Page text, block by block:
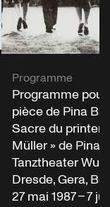
Programme
Programme pour
pièce de Pina
Sacre du
Müller » de Pina
Tanztheater
Dresde, Gera,
27 mai 1987 – 7